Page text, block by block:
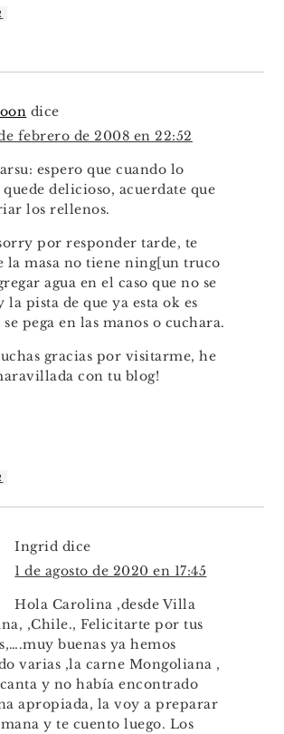
dice
febrero de 2008 en 22:52
espero que cuando lo
delicioso, acuerdate que
los rellenos.
por responder tarde, te
la masa no tiene ning[un truco
agua en el caso que no se
la pista de que ya esta ok es
pega en las manos o cuchara.
gracias por visitarme, he
con tu blog!
Ingrid dice
1 de agosto de 2020 en 17:45
Hola Carolina ,desde Villa
,Chile., Felicitarte por tus
buenas ya hemos
varias ,la carne Mongoliana ,
y no había encontrado
apropiada, la voy a preparar
y te cuento luego. Los